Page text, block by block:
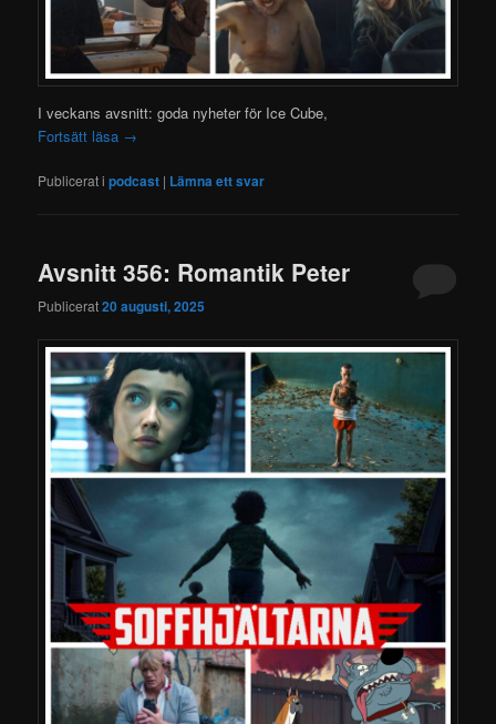
I veckans avsnitt: goda nyheter för Ice Cube,
Fortsätt läsa →
Publicerat i podcast | Lämna ett svar
Avsnitt 356: Romantik Peter
Publicerat20 augusti, 2025